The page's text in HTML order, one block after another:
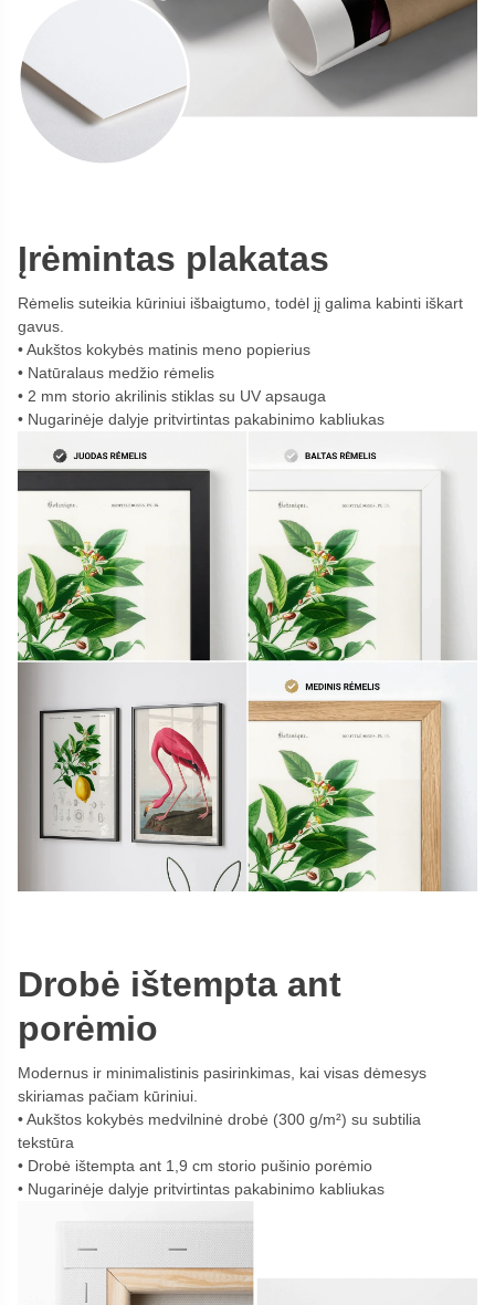
Įrėmintas plakatas
Rėmelis suteikia kūriniui išbaigtumo, todėl jį galima kabinti iškart
gavus.
Aukštos kokybės matinis meno popierius
Natūralaus medžio rėmelis
2 mm storio akrilinis stiklas su UV apsauga
Nugarinėje dalyje pritvirtintas pakabinimo kabliukas
Drobė ištempta ant
porėmio
Modernus ir minimalistinis pasirinkimas, kai visas dėmesys
skiriamas pačiam kūriniui.
Aukštos kokybės medvilninė drobė (300 g/m²) su subtilia
tekstūra
Drobė ištempta ant 1,9 cm storio pušinio porėmio
Nugarinėje dalyje pritvirtintas pakabinimo kabliukas